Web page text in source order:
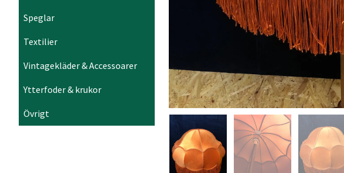
Speglar
Textilier
Vintagekläder & Accessoarer
Ytterfoder & krukor
Övrigt